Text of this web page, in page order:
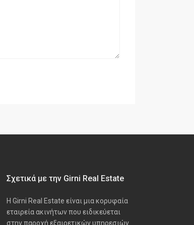
Σχετικά με την Girni Real Estate
Η Girni Real Estate είναι μια κορυφαία
εταιρεία ακινήτων που ειδικεύεται
στην παροχή εξαιρετικών υπηρεσιών